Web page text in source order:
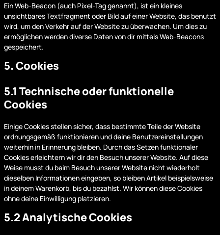
Ein Web-Beacon (auch Pixel-Tag genannt), ist ein kleines
unsichtbares Textfragment oder Bild auf einer Website, das benutzt
wird, um den Verkehr auf der Website zu überwachen. Um dies zu
ermöglichen werden diverse Daten von dir mittels Web-Beacons
gespeichert.
5. Cookies
5.1 Technische oder funktionelle
Cookies
Einige Cookies stellen sicher, dass bestimmte Teile der Website
ordnungsgemäß funktionieren und deine Benutzereinstellungen
weiterhin in Erinnerung bleiben. Durch das Setzen funktionaler
Cookies erleichtern wir dir den Besuch unserer Website. Auf diese
Weise musst du beim Besuch unserer Website nicht wiederholt
dieselben Informationen eingeben, so bleiben Artikel beispielsweise
in deinem Warenkorb, bis du bezahlst. Wir können diese Cookies
ohne deine Einwilligung platzieren.
5.2 Analytische Cookies